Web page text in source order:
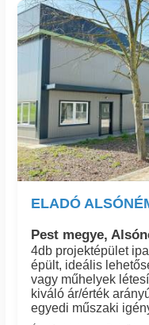
raktározásról,
vegyipari
logisztikáról,
egyszerűen
ipari csarnok
központSzerviz
ELADÓ
Pest megye,
4db projektépület
épült, ideális
vagy műhelyek
kiváló ár/érték
egyedi műszaki